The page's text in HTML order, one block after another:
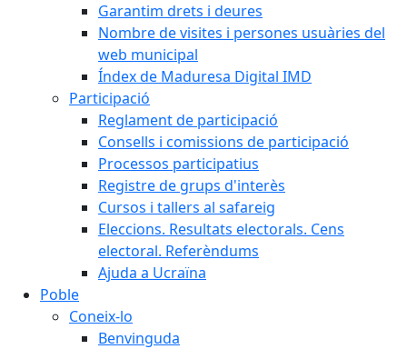
Garantim drets i deures
Nombre de visites i persones usuàries del
web municipal
Índex de Maduresa Digital IMD
Participació
Reglament de participació
Consells i comissions de participació
Processos participatius
Registre de grups d'interès
Cursos i tallers al safareig
Eleccions. Resultats electorals. Cens
electoral. Referèndums
Ajuda a Ucraïna
Poble
Coneix-lo
Benvinguda